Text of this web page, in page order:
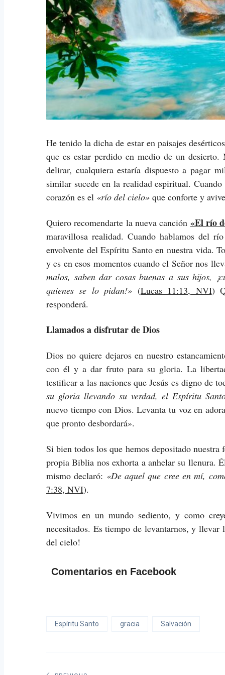
He tenido la dicha de estar en paisajes
que es estar perdido en medio de un
delirar, cualquiera estaría dispuesto a pagar
similar sucede en la realidad espiritual.
corazón es el «río del cielo» que conforte y
Quiero recomendarte la nueva canción «El río
maravillosa realidad. Cuando hablamos del
envolvente del Espíritu Santo en nuestra vida.
y es en esos momentos cuando el Señor nos
malos, saben dar cosas buenas a sus hijos,
quienes se lo pidan!» (Lucas 11:13, NVI)
responderá.
Llamados a disfrutar de Dios
Dios no quiere dejaros en nuestro
con él y a dar fruto para su gloria. La
testificar a las naciones que Jesús es digno de
su gloria llevando su verdad, el Espíritu
nuevo tiempo con Dios. Levanta tu voz en
que pronto desbordará».
Si bien todos los que hemos depositado
propia Biblia nos exhorta a anhelar su llenura.
mismo declaró: «De aquel que cree en mí,
7:38, NVI).
Vivimos en un mundo sediento, y como
necesitados. Es tiempo de levantarnos, y
del cielo!
Comentarios en Facebook
Espíritu Santo gracia Salvación